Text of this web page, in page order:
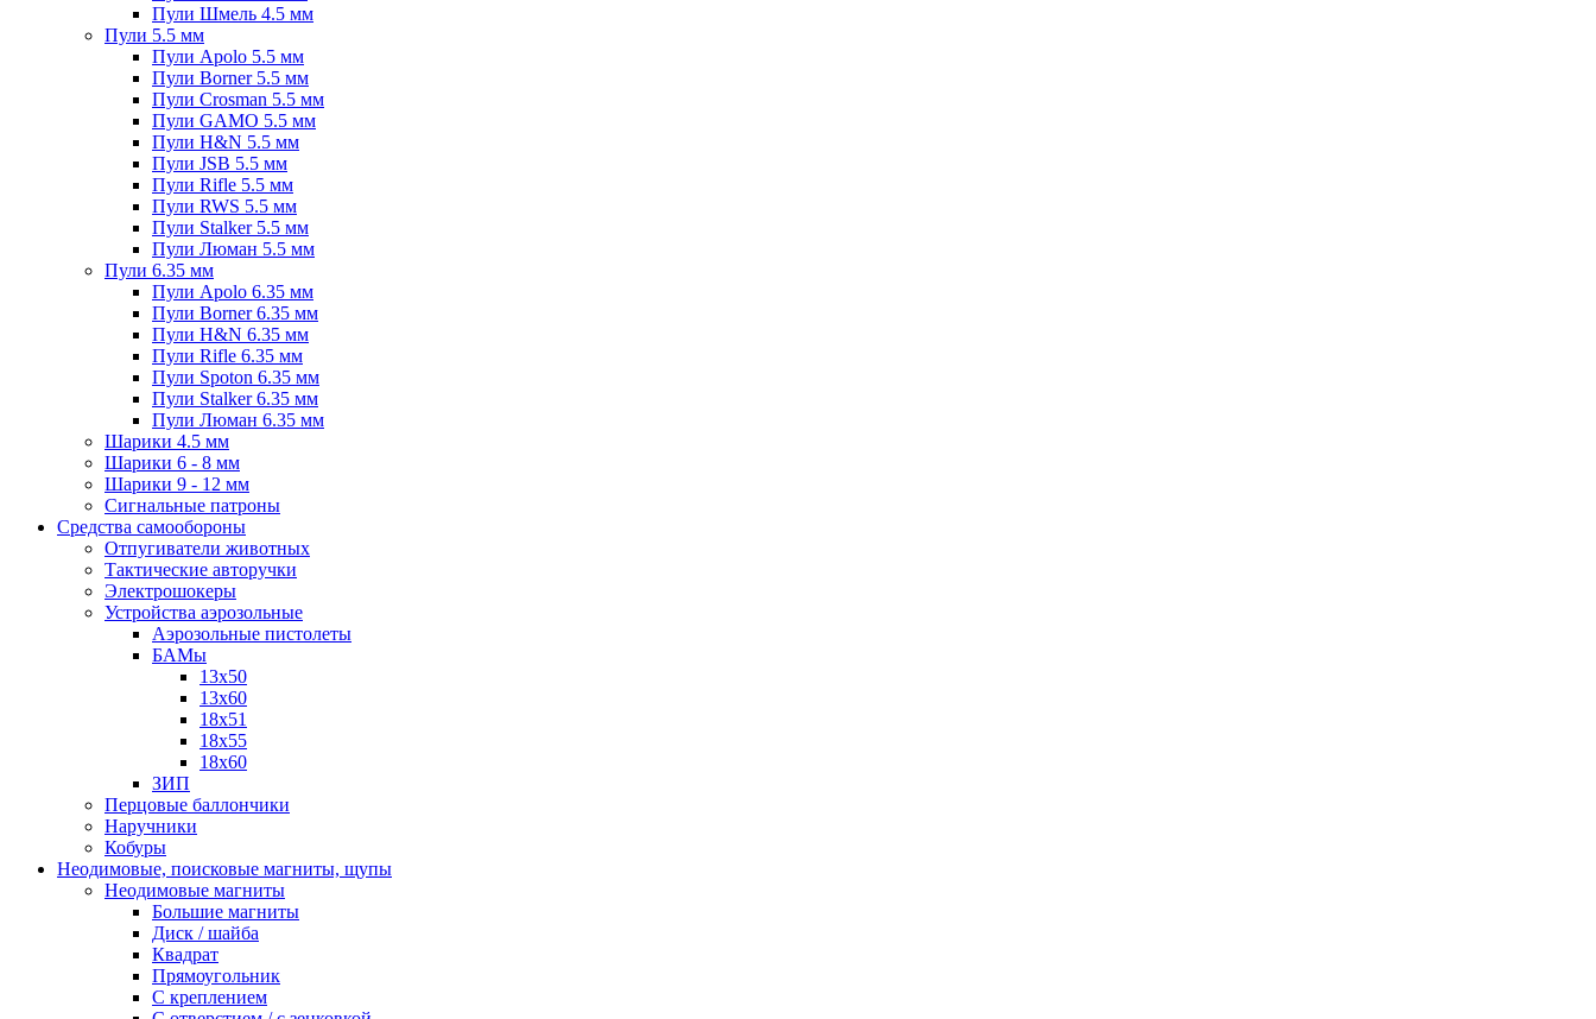
Пули Шмель 4.5 мм
Пули 5.5 мм
Пули Apolo 5.5 мм
Пули Borner 5.5 мм
Пули Crosman 5.5 мм
Пули GAMO 5.5 мм
Пули H&N 5.5 мм
Пули JSB 5.5 мм
Пули Rifle 5.5 мм
Пули RWS 5.5 мм
Пули Stalker 5.5 мм
Пули Люман 5.5 мм
Пули 6.35 мм
Пули Apolo 6.35 мм
Пули Borner 6.35 мм
Пули H&N 6.35 мм
Пули Rifle 6.35 мм
Пули Spoton 6.35 мм
Пули Stalker 6.35 мм
Пули Люман 6.35 мм
Шарики 4.5 мм
Шарики 6 - 8 мм
Шарики 9 - 12 мм
Сигнальные патроны
Средства самообороны
Отпугиватели животных
Тактические авторучки
Электрошокеры
Устройства аэрозольные
Аэрозольные пистолеты
БАМы
13х50
13х60
18х51
18х55
18х60
ЗИП
Перцовые баллончики
Наручники
Кобуры
Неодимовые, поисковые магниты, щупы
Неодимовые магниты
Большие магниты
Диск / шайба
Квадрат
Прямоугольник
С креплением